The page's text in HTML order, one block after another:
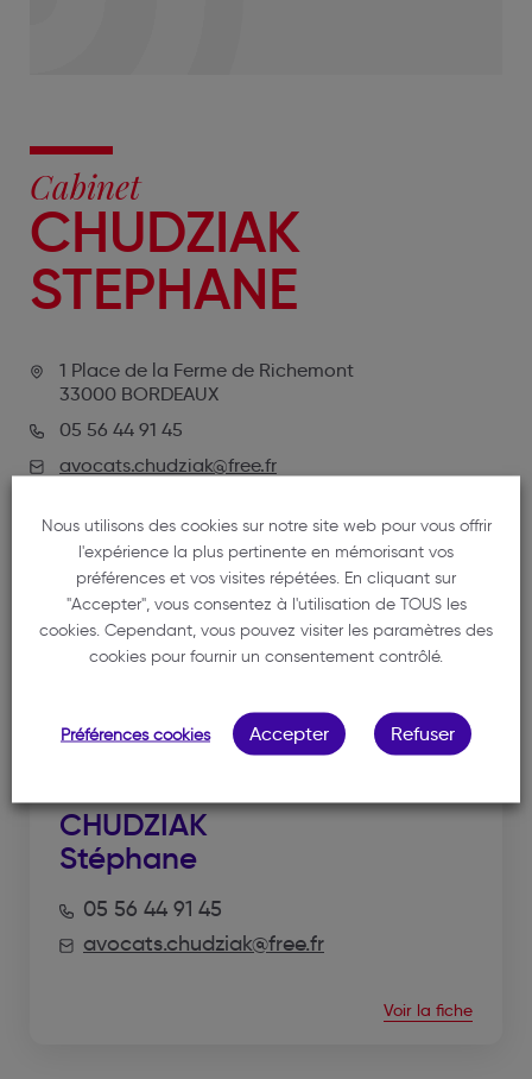
Cabinet
CHUDZIAK
STEPHANE
1 Place de la Ferme de Richemont
33000 BORDEAUX
05 56 44 91 45
avocats.chudziak@free.fr
NOTRE MEMBRE
CHUDZIAK
Stéphane
05 56 44 91 45
avocats.chudziak@free.fr
Voir la fiche
Nous utilisons des cookies sur notre site web pour vous offrir
l'expérience la plus pertinente en mémorisant vos
préférences et vos visites répétées. En cliquant sur
"Accepter", vous consentez à l'utilisation de TOUS les
cookies. Cependant, vous pouvez visiter les paramètres des
cookies pour fournir un consentement contrôlé.
Préférences cookies Accepter Refuser